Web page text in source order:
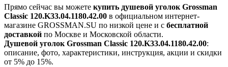
Прямо сейчас вы можете купить душевой уголок Grossman
Classic 120.K33.04.1180.42.00 в официальном интернет-
магазине GROSSMAN.SU по низкой цене и с бесплатной
доставкой по Москве и Московской области.
Душевой уголок Grossman Classic 120.K33.04.1180.42.00:
описание, фото, характеристики, инструкция, акции и скидки
от 5% до 15%.